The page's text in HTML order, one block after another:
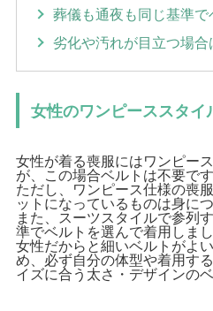
葬儀も通夜も同じ基準
劣化や汚れが目立つ場合
女性のワンピーススタ
女性が着る喪服にはワンピー
が、この場合ベルトは不要で
ただし、ワンピース仕様の喪
ットになっているものは身に
また、スーツスタイルで参列
準でベルトを選んで着用しま
女性だからと細いベルトがよ
め、必ず自分の体型や着用す
イズに合う太さ・デザインの